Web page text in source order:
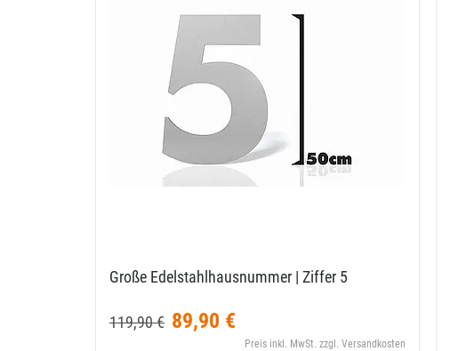
Große Edelstahlhausnummer | Ziffer 5
119,90 € 89,90 €
Preis inkl. MwSt. zzgl. Versandkosten